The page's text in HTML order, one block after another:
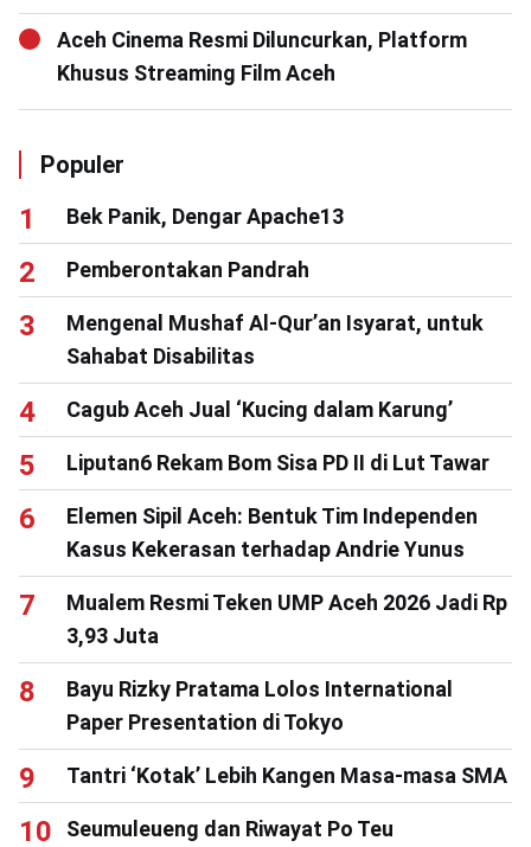
Aceh Cinema Resmi Diluncurkan, Platform
Khusus Streaming Film Aceh
Populer
Bek Panik, Dengar Apache13
Pemberontakan Pandrah
Mengenal Mushaf Al-Qur’an Isyarat, untuk
Sahabat Disabilitas
Cagub Aceh Jual ‘Kucing dalam Karung’
Liputan6 Rekam Bom Sisa PD II di Lut Tawar
Elemen Sipil Aceh: Bentuk Tim Independen
Kasus Kekerasan terhadap Andrie Yunus
Mualem Resmi Teken UMP Aceh 2026 Jadi Rp
3,93 Juta
Bayu Rizky Pratama Lolos International
Paper Presentation di Tokyo
Tantri ‘Kotak’ Lebih Kangen Masa-masa SMA
Seumuleueng dan Riwayat Po Teu